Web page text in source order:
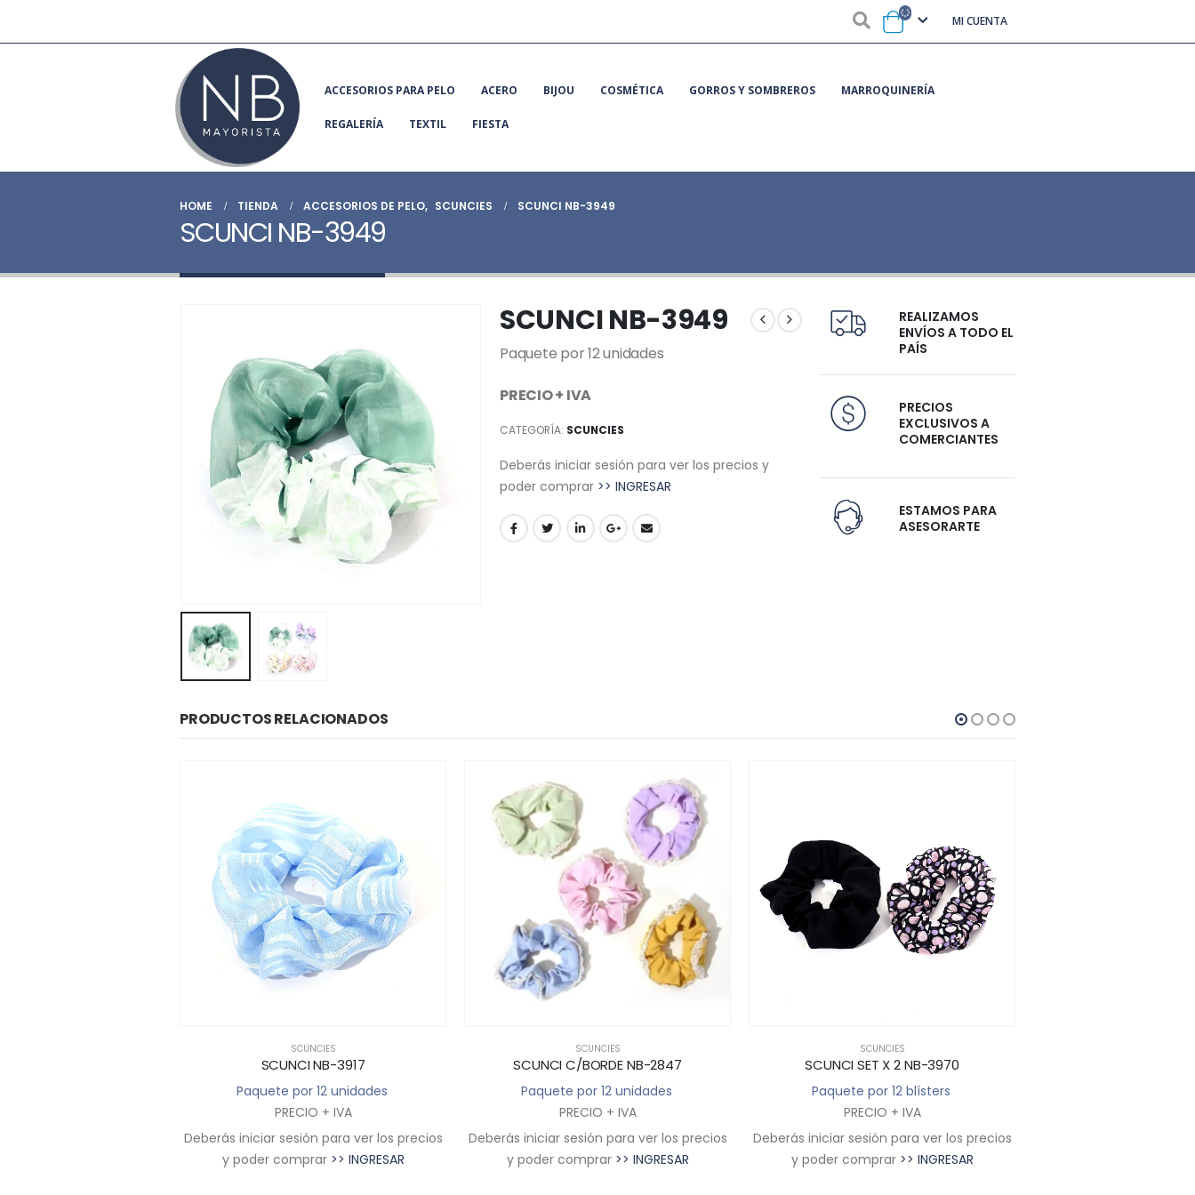
MI CUENTA
ACCESORIOS PARA PELO ACERO BIJOU COSMÉTICA GORROS Y SOMBREROS MARROQUINERÍA
REGALERÍA TEXTIL FIESTA
HOME TIENDA ACCESORIOS DE PELO, SCUNCIES SCUNCI NB-3949
SCUNCI NB-3949
SCUNCI NB-3949
Paquete por 12 unidades
PRECIO + IVA
CATEGORÍA: SCUNCIES
Deberás iniciar sesión para ver los precios y
poder comprar >> INGRESAR
REALIZAMOS
ENVÍOS A TODO EL
PAÍS
PRECIOS
EXCLUSIVOS A
COMERCIANTES
ESTAMOS PARA
ASESORARTE
PRODUCTOS RELACIONADOS
SCUNCIES
SCUNCI NB-3917
Paquete por 12 unidades
PRECIO + IVA
Deberás iniciar sesión para ver los precios
y poder comprar >> INGRESAR
SCUNCIES
SCUNCI C/BORDE NB-2847
Paquete por 12 unidades
PRECIO + IVA
Deberás iniciar sesión para ver los precios
y poder comprar >> INGRESAR
SCUNCIES
SCUNCI SET X 2 NB-3970
Paquete por 12 blísters
PRECIO + IVA
Deberás iniciar sesión para ver los precios
y poder comprar >> INGRESAR